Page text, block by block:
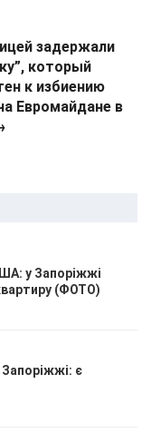
задержали
который
к избиению
Евромайдане в
у Запоріжжі
(ФОТО)
є